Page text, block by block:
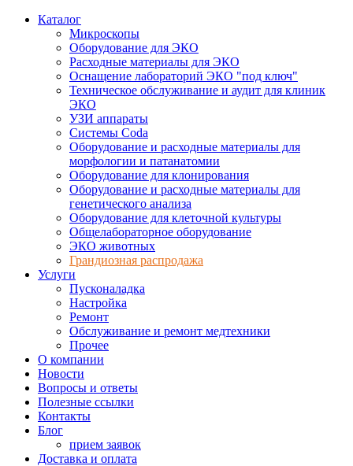
Каталог
Микроскопы
Оборудование для ЭКО
Расходные материалы для ЭКО
Оснащение лабораторий ЭКО "под ключ"
Техническое обслуживание и аудит для клиник
ЭКО
УЗИ аппараты
Системы Coda
Оборудование и расходные материалы для
морфологии и патанатомии
Оборудование для клонирования
Оборудование и расходные материалы для
генетического анализа
Оборудование для клеточной культуры
Общелабораторное оборудование
ЭКО животных
Грандиозная распродажа
Услуги
Пусконаладка
Настройка
Ремонт
Обслуживание и ремонт медтехники
Прочее
О компании
Новости
Вопросы и ответы
Полезные ссылки
Контакты
Блог
прием заявок
Доставка и оплата